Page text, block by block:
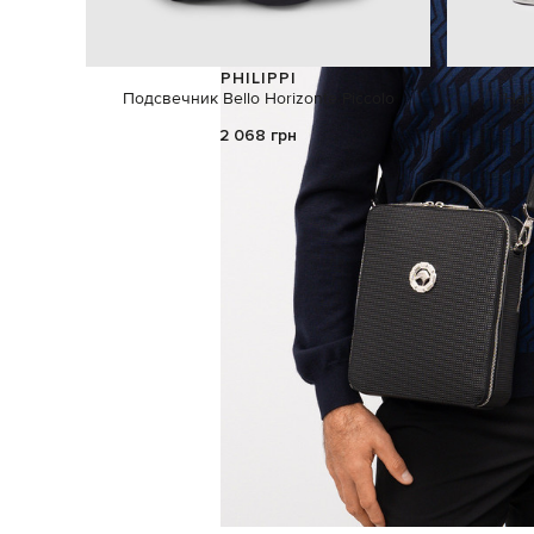
PHILIPPI
Подсвечник Bello Horizonte Piccolo
2 068 грн